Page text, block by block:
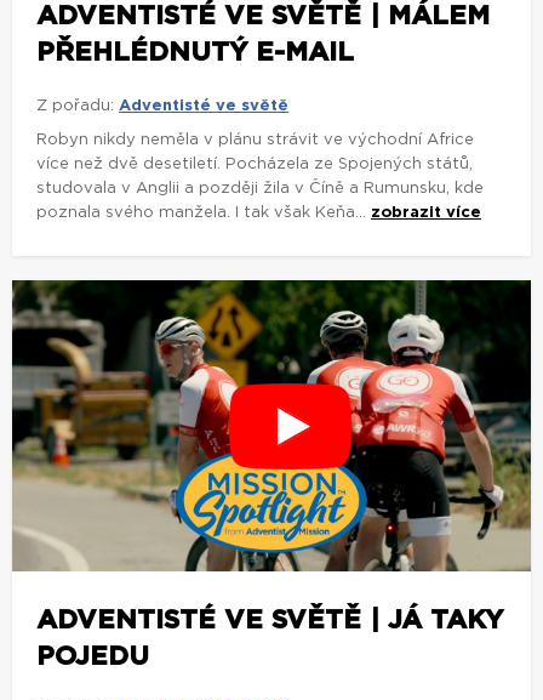
ADVENTISTÉ VE SVĚTĚ | MÁLEM
PŘEHLÉDNUTÝ E-MAIL
Z pořadu: Adventisté ve světě
Robyn nikdy neměla v plánu strávit ve východní Africe
více než dvě desetiletí. Pocházela ze Spojených států,
studovala v Anglii a později žila v Číně a Rumunsku, kde
poznala svého manžela. I tak však Keňa... zobrazit více
ADVENTISTÉ VE SVĚTĚ | JÁ TAKY
POJEDU